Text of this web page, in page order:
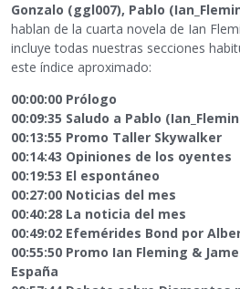
Gonzalo (ggl007), Pablo
hablan de la cuarta novela de Ian
incluye todas nuestras secciones
este índice aproximado:
00:00:00 Prólogo
00:09:35 Saludo a Pablo
00:13:55 Promo Taller Skywalker
00:14:43 Opiniones de los oyentes
00:19:53 El espontáneo
00:27:00 Noticias del mes
00:40:28 La noticia del mes
00:49:02 Efemérides Bond por
00:55:50 Promo Ian Fleming &
España